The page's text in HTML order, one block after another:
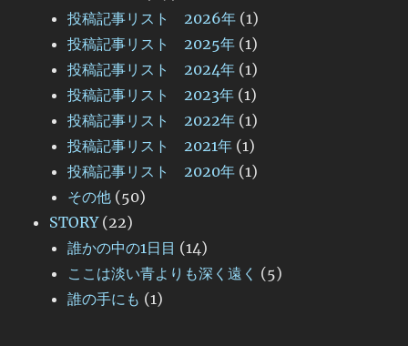
投稿記事リスト 2026年 (1)
投稿記事リスト 2025年 (1)
投稿記事リスト 2024年 (1)
投稿記事リスト 2023年 (1)
投稿記事リスト 2022年 (1)
投稿記事リスト 2021年 (1)
投稿記事リスト 2020年 (1)
その他 (50)
STORY(22)
誰かの中の1日目 (14)
ここは淡い青よりも深く遠く (5)
誰の手にも (1)